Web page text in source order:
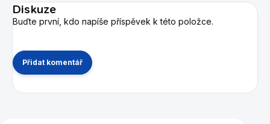
Diskuze
Buďte první, kdo napíše příspěvek k této položce.
Přidat komentář